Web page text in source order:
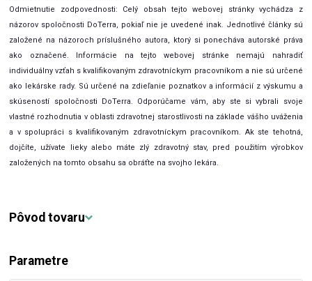
Odmietnutie zodpovednosti: Celý obsah tejto webovej stránky vychádza z
názorov spoločnosti DoTerra, pokiaľ nie je uvedené inak. Jednotlivé články sú
založené na názoroch príslušného autora, ktorý si ponecháva autorské práva
ako označené. Informácie na tejto webovej stránke nemajú nahradiť
individuálny vzťah s kvalifikovaným zdravotníckym pracovníkom a nie sú určené
ako lekárske rady. Sú určené na zdieľanie poznatkov a informácií z výskumu a
skúseností spoločnosti DoTerra. Odporúčame vám, aby ste si vybrali svoje
vlastné rozhodnutia v oblasti zdravotnej starostlivosti na základe vášho uváženia
a v spolupráci s kvalifikovaným zdravotníckym pracovníkom. Ak ste tehotná,
dojčíte, užívate lieky alebo máte zlý zdravotný stav, pred použitím výrobkov
založených na tomto obsahu sa obráťte na svojho lekára.
Pôvod tovaru
Parametre